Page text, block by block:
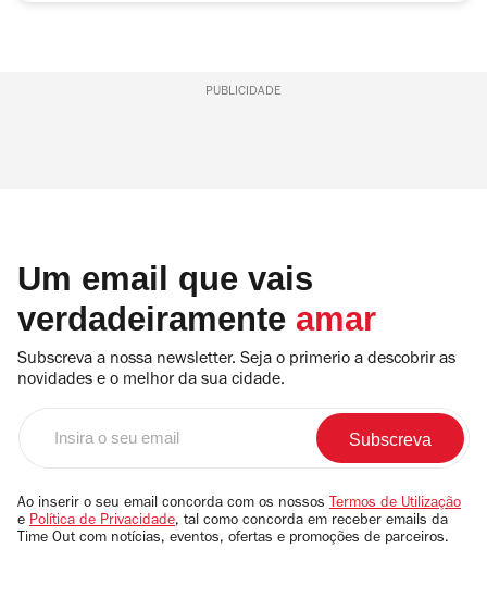
PUBLICIDADE
Um email que vais
verdadeiramente amar
Subscreva a nossa newsletter. Seja o primerio a descobrir as
novidades e o melhor da sua cidade.
email
Ao inserir o seu email concorda com os nossos Termos de Utilização
e Política de Privacidade, tal como concorda em receber emails da
Time Out com notícias, eventos, ofertas e promoções de parceiros.